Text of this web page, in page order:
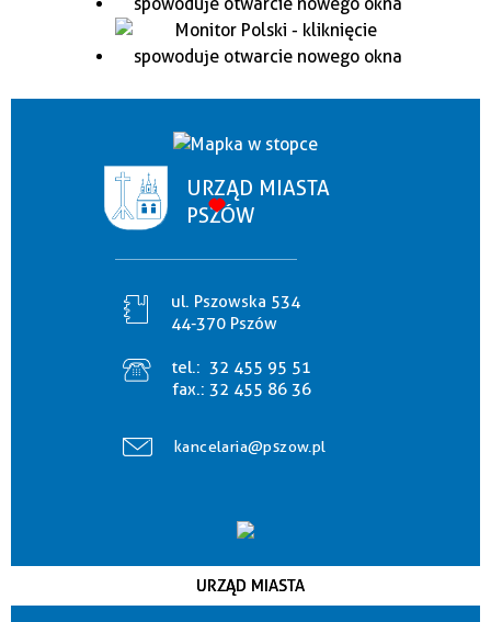
URZĄD MIASTA
PSZÓW
ul. Pszowska 534
44-370 Pszów
tel.: 32 455 95 51
fax.: 32 455 86 36
kancelaria@pszow.pl
URZĄD MIASTA